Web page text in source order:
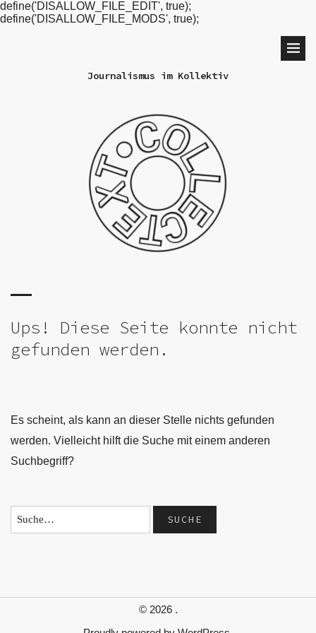
define('DISALLOW_FILE_EDIT', true);
define('DISALLOW_FILE_MODS', true);
Journalismus im Kollektiv
Ups! Diese Seite konnte nicht
gefunden werden.
Es scheint, als kann an dieser Stelle nichts gefunden
werden. Vielleicht hilft die Suche mit einem anderen
Suchbegriff?
© 2026 .